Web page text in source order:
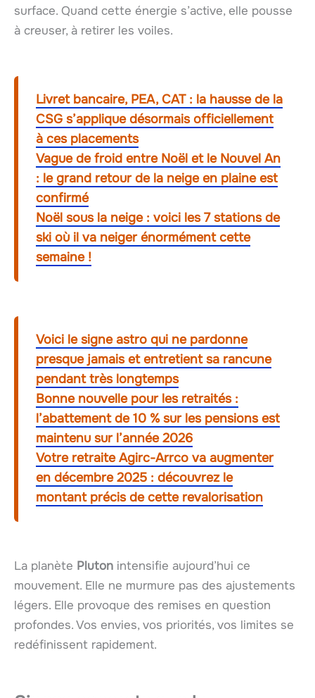
surface. Quand cette énergie s’active, elle pousse
à creuser, à retirer les voiles.
Livret bancaire, PEA, CAT : la hausse de la
CSG s’applique désormais officiellement
à ces placements
Vague de froid entre Noël et le Nouvel An
: le grand retour de la neige en plaine est
confirmé
Noël sous la neige : voici les 7 stations de
ski où il va neiger énormément cette
semaine !
Voici le signe astro qui ne pardonne
presque jamais et entretient sa rancune
pendant très longtemps
Bonne nouvelle pour les retraités :
l’abattement de 10 % sur les pensions est
maintenu sur l’année 2026
Votre retraite Agirc-Arrco va augmenter
en décembre 2025 : découvrez le
montant précis de cette revalorisation
La planète Pluton intensifie aujourd’hui ce
mouvement. Elle ne murmure pas des ajustements
légers. Elle provoque des remises en question
profondes. Vos envies, vos priorités, vos limites se
redéfinissent rapidement.